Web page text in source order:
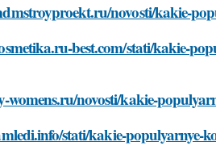
novosti/kakie-
best.com/stati/kakie-
womens.ru/novosti/kakie-
stati/kakie-